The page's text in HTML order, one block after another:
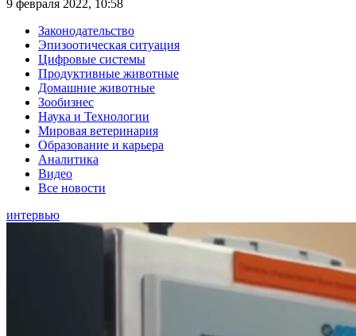
9 февраля 2022, 10:58
Законодательство
Эпизоотическая ситуация
Цифровые системы
Продуктивные животные
Домашние животные
Зообизнес
Наука и Технологии
Мировая ветеринария
Образование и карьера
Аналитика
Видео
Все новости
интервью